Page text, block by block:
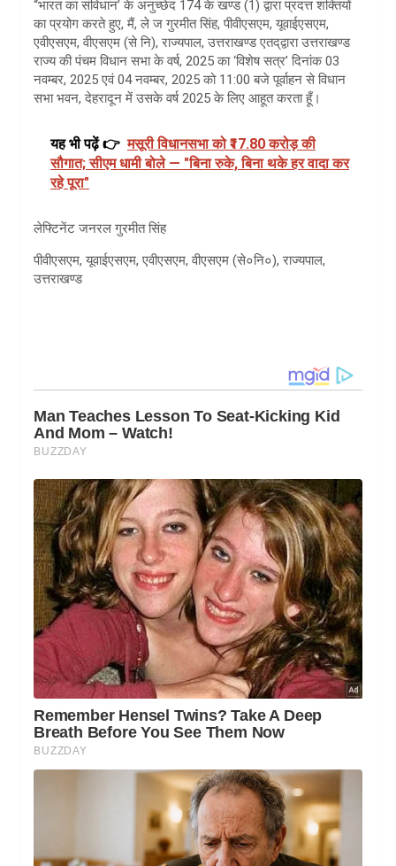
“भारत का संविधान’ के अनुच्छेद 174 के खण्ड (1) द्वारा प्रदत्त शक्तियों
का प्रयोग करते हुए, मैं, ले ज गुरमीत सिंह, पीवीएसएम, यूवाईएसएम,
एवीएसएम, वीएसएम (से नि), राज्यपाल, उत्तराखण्ड एतद्‌द्वारा उत्तराखण्ड
राज्य की पंचम विधान सभा के वर्ष, 2025 का ‘विशेष सत्र’ दिनांक 03
नवम्बर, 2025 एवं 04 नवम्बर, 2025 को 11:00 बजे पूर्वाहन से विधान
सभा भवन, देहरादून में उसके वर्ष 2025 के लिए आहूत करता हूँ।
यह भी पढ़ें 👉 मसूरी विधानसभा को ₹17.80 करोड़ की
सौगात; सीएम धामी बोले — "बिना रुके, बिना थके हर वादा कर
रहे पूरा"
लेफ्टिनेंट जनरल गुरमीत सिंह
पीवीएसएम, यूवाईएसएम, एवीएसएम, वीएसएम (से०नि०), राज्यपाल,
उत्तराखण्ड